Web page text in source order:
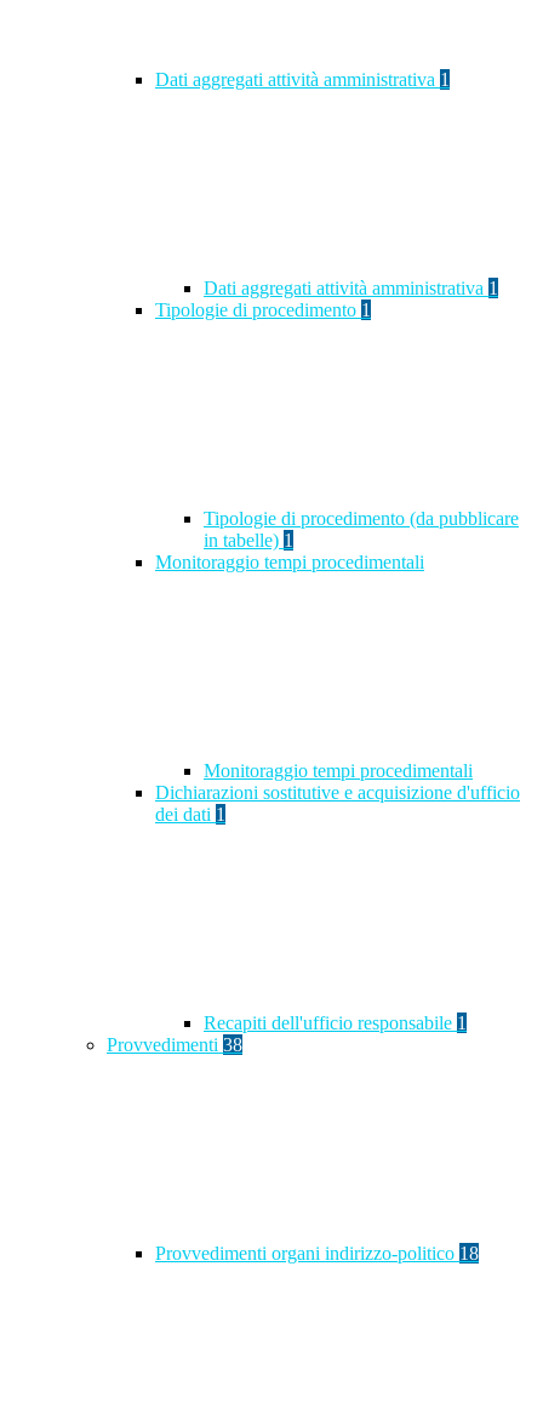
Dati aggregati attività amministrativa 1
Dati aggregati attività amministrativa 1
Tipologie di procedimento 1
Tipologie di procedimento (da pubblicare
in tabelle) 1
Monitoraggio tempi procedimentali
Monitoraggio tempi procedimentali
Dichiarazioni sostitutive e acquisizione d'ufficio
dei dati 1
Recapiti dell'ufficio responsabile 1
Provvedimenti 38
Provvedimenti organi indirizzo-politico 18